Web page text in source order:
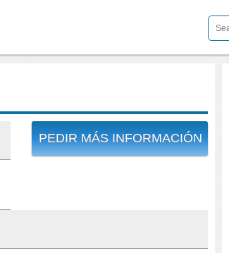
PEDIR MÁS INFORMACIÓN